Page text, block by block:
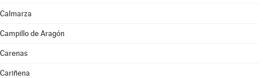
Calmarza
Campillo de Aragón
Carenas
Cariñena